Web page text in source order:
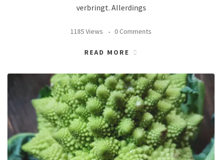
verbringt. Allerdings
1185 Views 0 Comments
READ MORE